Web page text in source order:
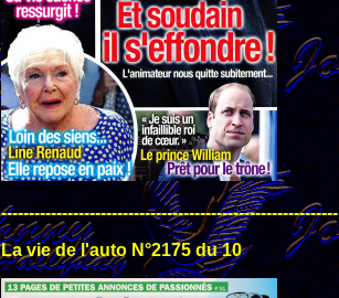
-------------------------------------------------------------
La vie de l'auto N°2175 du 10